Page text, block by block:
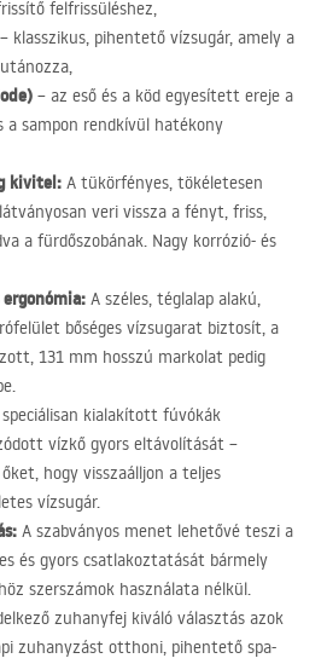
felfrissüléshez,
– klasszikus, pihentető vízsugár, amely a
– az eső és a köd egyesített ereje a
a sampon rendkívül hatékony
kivitel: A tükörfényes, tökéletesen
veri vissza a fényt, friss,
a fürdőszobának. Nagy korrózió- és
A széles, téglalap alakú,
bőséges vízsugarat biztosít, a
131 mm hosszú markolat pedig
speciálisan kialakított fúvókák
vízkő gyors eltávolítását –
hogy visszaálljon a teljes
vízsugár.
A szabványos menet lehetővé teszi a
és gyors csatlakoztatását bármely
szerszámok használata nélkül.
zuhanyfej kiváló választás azok
zuhanyzást otthoni, pihentető spa-